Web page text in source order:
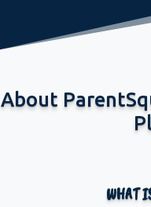
About
WHAT